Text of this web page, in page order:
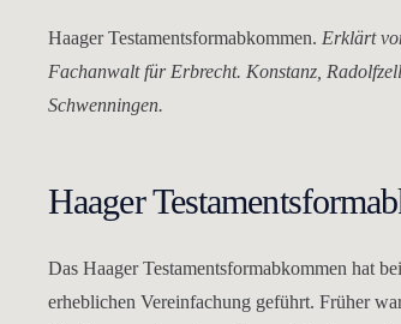
Haager Testamentsformabkommen. Erklärt
Fachanwalt für Erbrecht. Konstanz,
Schwenningen.
Haager
Das Haager Testamentsformabkommen hat
erheblichen Vereinfachung geführt. Früher